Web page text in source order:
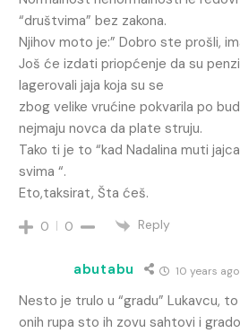
“društvima” bez zakona.
Njihov moto je:” Dobro ste prošli,
Još će izdati priopćenje da su
lagerovali jaja koja su se
zbog velike vrućine pokvarila po
nejmaju novca da plate struju.
Tako ti je to “kad Nadalina muti
svima “.
Eto,taksirat, Šta ćeš.
0 0 Reply
abutabu 10 years ago
Nesto je trulo u “gradu” Lukavcu,
onih rupa sto ih zovu sahtovi i